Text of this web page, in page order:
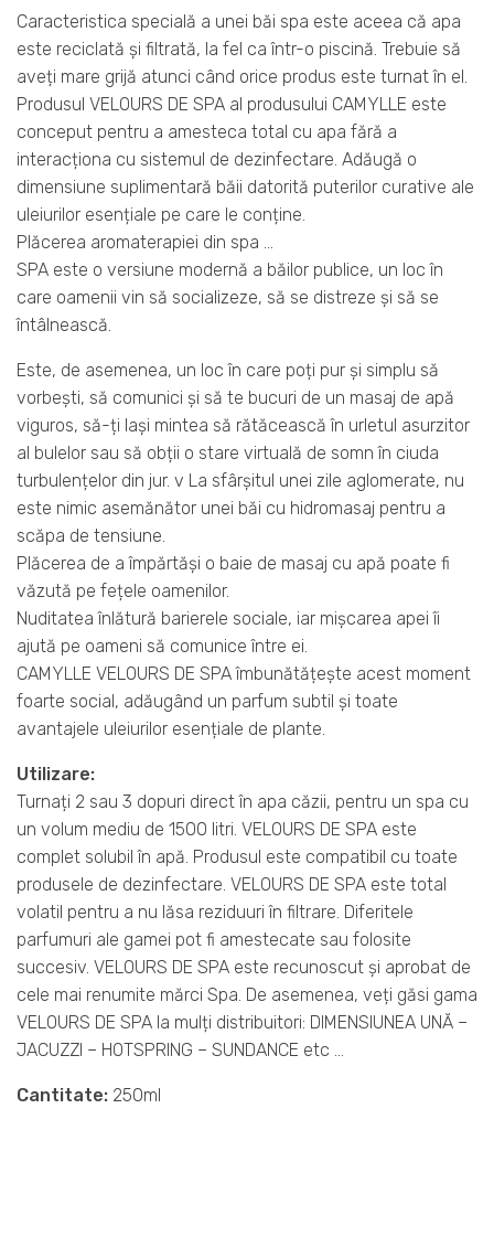
Caracteristica specială a unei băi spa este aceea că apa
este reciclată și filtrată, la fel ca într-o piscină. Trebuie să
aveți mare grijă atunci când orice produs este turnat în el.
Produsul VELOURS DE SPA al produsului CAMYLLE este
conceput pentru a amesteca total cu apa fără a
interacționa cu sistemul de dezinfectare. Adăugă o
dimensiune suplimentară băii datorită puterilor curative ale
uleiurilor esențiale pe care le conține.
Plăcerea aromaterapiei din spa …
SPA este o versiune modernă a băilor publice, un loc în
care oamenii vin să socializeze, să se distreze și să se
întâlnească.
Este, de asemenea, un loc în care poți pur și simplu să
vorbești, să comunici și să te bucuri de un masaj de apă
viguros, să-ți lași mintea să rătăcească în urletul asurzitor
al bulelor sau să obții o stare virtuală de somn în ciuda
turbulențelor din jur. v La sfârșitul unei zile aglomerate, nu
este nimic asemănător unei băi cu hidromasaj pentru a
scăpa de tensiune.
Plăcerea de a împărtăși o baie de masaj cu apă poate fi
văzută pe fețele oamenilor.
Nuditatea înlătură barierele sociale, iar mișcarea apei îi
ajută pe oameni să comunice între ei.
CAMYLLE VELOURS DE SPA îmbunătățește acest moment
foarte social, adăugând un parfum subtil și toate
avantajele uleiurilor esențiale de plante.
Utilizare:
Turnați 2 sau 3 dopuri direct în apa căzii, pentru un spa cu
un volum mediu de 1500 litri. VELOURS DE SPA este
complet solubil în apă. Produsul este compatibil cu toate
produsele de dezinfectare. VELOURS DE SPA este total
volatil pentru a nu lăsa reziduuri în filtrare. Diferitele
parfumuri ale gamei pot fi amestecate sau folosite
succesiv. VELOURS DE SPA este recunoscut și aprobat de
cele mai renumite mărci Spa. De asemenea, veți găsi gama
VELOURS DE SPA la mulți distribuitori: DIMENSIUNEA UNĂ –
JACUZZI – HOTSPRING – SUNDANCE etc …
Cantitate: 250ml